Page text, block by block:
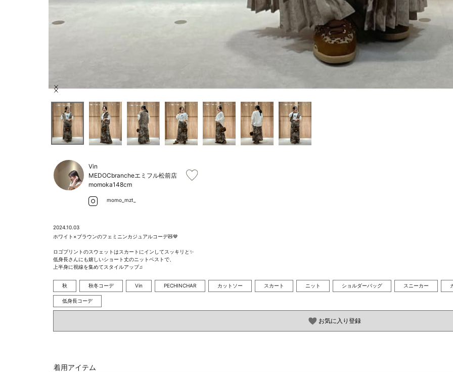
Item
Vin
MEDOCbrancheエミフル松前店
momoka148cm
momo_mzt_
2024.10.03
ホワイト×ブラウンのフェミニンカジュアルコーデ🧸🤎
ロゴプリントのスウェットはスカートにインしてスッキリと✨
低身長さんにも嬉しいショート丈のニットベストで、
上半身に視線を集めてスタイルアップ♫
秋 秋冬コーデ Vin PECHINCHAR カットソー スカート ニット ショルダーバッグ スニーカー
低身長コーデ
お気に入り登録
着用アイテム